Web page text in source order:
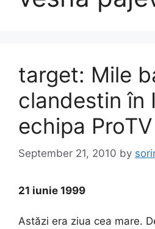
target: Mile
clandestin în
echipa ProTV
September 21, 2010 by
21 iunie 1999
Astăzi era ziua cea mare.